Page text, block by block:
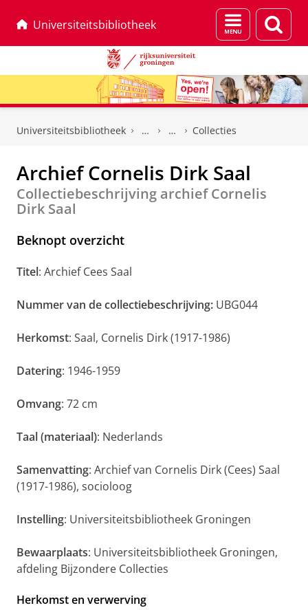
Universiteitsbibliotheek
Menu
en
Universiteitsbibliotheek Collecties
Archief Cornelis Dirk Saal
Collectiebeschrijving archief Cornelis
Dirk Saal
Beknopt overzicht
Titel: Archief Cees Saal
Nummer van de collectiebeschrijving: UBG044
Herkomst: Saal, Cornelis Dirk (1917-1986)
Datering: 1946-1959
Omvang: 72 cm
Taal (materiaal): Nederlands
Samenvatting: Archief van Cornelis Dirk (Cees) Saal
(1917-1986), socioloog
Instelling: Universiteitsbibliotheek Groningen
Bewaarplaats: Universiteitsbibliotheek Groningen,
afdeling Bijzondere Collecties
Herkomst en verwerving